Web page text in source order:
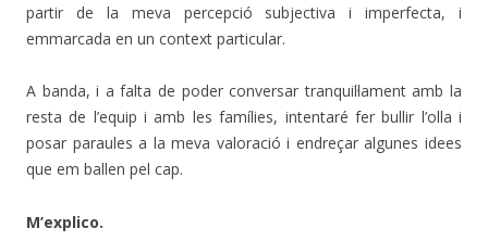
partir de la meva percepció subjectiva i imperfecta, i
emmarcada en un context particular.
A banda, i a falta de poder conversar tranquil·lament amb la
resta de l’equip i amb les famílies, intentaré fer bullir l’olla i
posar paraules a la meva valoració i endreçar algunes idees
que em ballen pel cap.
M’explico.